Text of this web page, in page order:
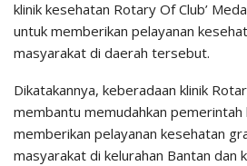
klinik kesehatan Rotary Of Club’
untuk memberikan pelayanan
masyarakat di daerah tersebut.
Dikatakannya, keberadaan klinik
membantu memudahkan pemerintah
memberikan pelayanan kesehatan
masyarakat di kelurahan Bantan dan